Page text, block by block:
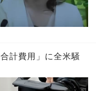
計費用」に全米騒